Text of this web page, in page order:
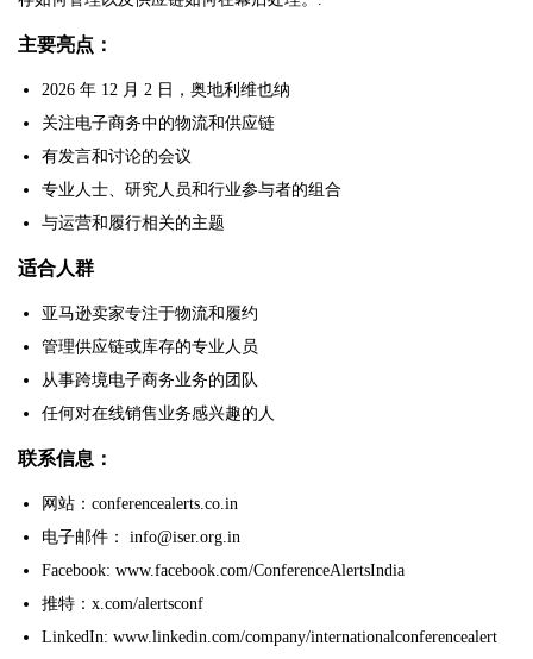
主要亮点：
2026 年 12 月 2 日，奥地利维也纳
关注电子商务中的物流和供应链
有发言和讨论的会议
专业人士、研究人员和行业参与者的组合
与运营和履行相关的主题
适合人群
亚马逊卖家专注于物流和履约
管理供应链或库存的专业人员
从事跨境电子商务业务的团队
任何对在线销售业务感兴趣的人
联系信息：
网站：conferencealerts.co.in
电子邮件： info@iser.org.in
Facebook: www.facebook.com/ConferenceAlertsIndia
推特：x.com/alertsconf
LinkedIn: www.linkedin.com/company/internationalconferencealert